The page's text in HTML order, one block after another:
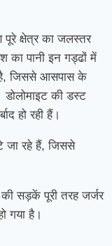
क्षेत्र का जलस्तर
का पानी इन गड्ढों में
है, जिससे आसपास के
की डस्ट
हो रही हैं।
जा रहे हैं, जिससे
सड़कें पूरी तरह जर्जर
गया है।